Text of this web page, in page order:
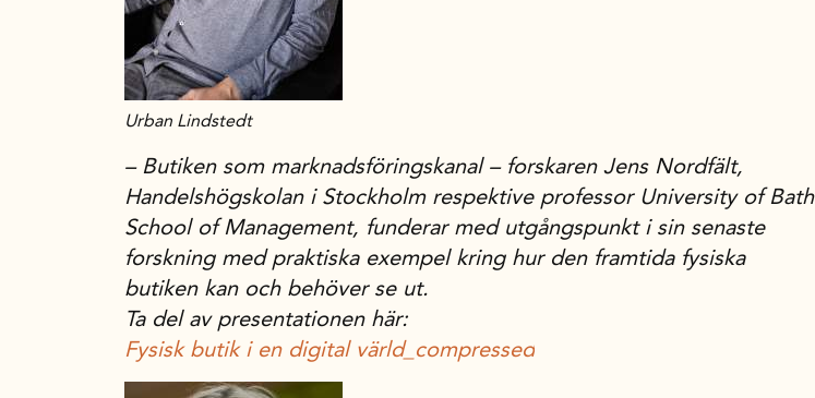
Urban Lindstedt
– Butiken som marknadsföringskanal– forskaren Jens Nordfält,
Handelshögskolan i Stockholm respektive professor University of Bath
School of Management, funderar med utgångspunkt i sin senaste
forskning med praktiska exempel kring hur den framtida fysiska
butiken kan och behöver se ut.
Ta del av presentationen här:
Fysisk butik i en digital värld_compressed